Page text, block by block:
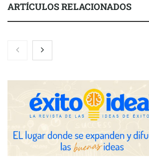
ARTÍCULOS RELACIONADOS
Nicols presenta seis modelos de anillos de
eclipse solar del 12 de agosto
Zoomex mejora su Strategy Center con
avanzadas para trading estratégico
COMPALISS de LYSOTRIC: cuando un
las posibilidades del salón profesional